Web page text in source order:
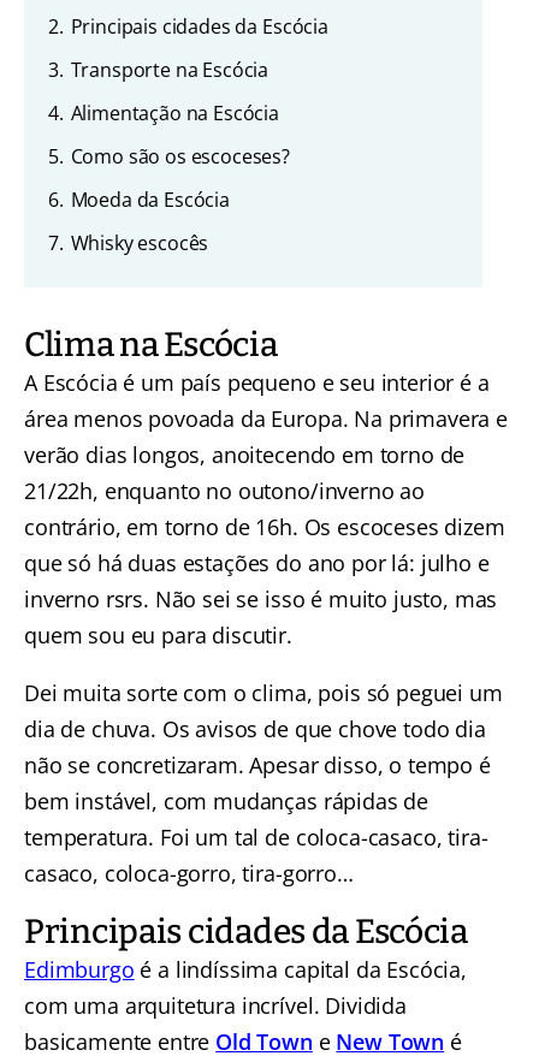
2. Principais cidades da Escócia
3. Transporte na Escócia
4. Alimentação na Escócia
5. Como são os escoceses?
6. Moeda da Escócia
7. Whisky escocês
Clima na Escócia
A Escócia é um país pequeno e seu interior é a
área menos povoada da Europa. Na primavera e
verão dias longos, anoitecendo em torno de
21/22h, enquanto no outono/inverno ao
contrário, em torno de 16h. Os escoceses dizem
que só há duas estações do ano por lá: julho e
inverno rsrs. Não sei se isso é muito justo, mas
quem sou eu para discutir.
Dei muita sorte com o clima, pois só peguei um
dia de chuva. Os avisos de que chove todo dia
não se concretizaram. Apesar disso, o tempo é
bem instável, com mudanças rápidas de
temperatura. Foi um tal de coloca-casaco, tira-
casaco, coloca-gorro, tira-gorro…
Principais cidades da Escócia
Edimburgo é a lindíssima capital da Escócia,
com uma arquitetura incrível. Dividida
basicamente entre Old Town e New Town é